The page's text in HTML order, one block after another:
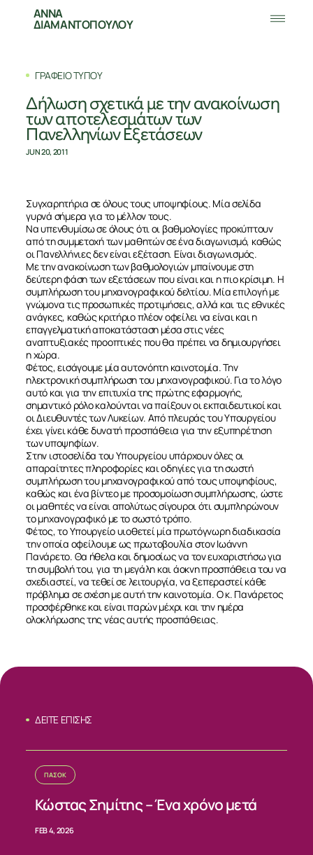
ΣΧΕΤΙΚΑ
ΝΕΑ
ΕΠΙΚΟΙΝΩΝΙΑ
ΑΝΝΑ
ΔΙΑΜΑΝΤΟΠΟΥΛΟΥ
ΓΡΑΦΕΙΟ ΤΥΠΟΥ
Δήλωση σχετικά με την ανακοίνωση
των αποτελεσμάτων των
Πανελληνίων Εξετάσεων
JUN 20, 2011
Συγχαρητήρια σε όλους τους υποψηφίους. Μία σελίδα
γυρνά σήμερα για το μέλλον τους.
Να υπενθυμίσω σε όλους ότι οι βαθμολογίες προκύπτουν
από τη συμμετοχή των μαθητών σε ένα διαγωνισμό, καθώς
οι Πανελλήνιες δεν είναι εξέταση. Είναι διαγωνισμός.
Με την ανακοίνωση των βαθμολογιών μπαίνουμε στη
δεύτερη φάση των εξετάσεων που είναι και η πιο κρίσιμη. Η
συμπλήρωση του μηχανογραφικού δελτίου. Μία επιλογή με
γνώμονα τις προσωπικές προτιμήσεις, αλλά και τις εθνικές
ανάγκες, καθώς κριτήριο πλέον οφείλει να είναι και η
επαγγελματική αποκατάσταση μέσα στις νέες
αναπτυξιακές προοπτικές που θα πρέπει να δημιουργήσει
η χώρα.
Φέτος, εισάγουμε μία αυτονόητη καινοτομία. Την
ηλεκτρονική συμπλήρωση του μηχανογραφικού. Για το λόγο
αυτό και για την επιτυχία της πρώτης εφαρμογής,
σημαντικό ρόλο καλούνται να παίξουν οι εκπαιδευτικοί και
οι Διευθυντές των Λυκείων. Από πλευράς του Υπουργείου
έχει γίνει κάθε δυνατή προσπάθεια για την εξυπηρέτηση
των υποψηφίων.
Στην ιστοσελίδα του Υπουργείου υπάρχουν όλες οι
απαραίτητες πληροφορίες και οδηγίες για τη σωστή
συμπλήρωση του μηχανογραφικού από τους υποψηφίους,
καθώς και ένα βίντεο με προσομοίωση συμπλήρωσης, ώστε
οι μαθητές να είναι απολύτως σίγουροι ότι συμπληρώνουν
το μηχανογραφικό με το σωστό τρόπο.
Φέτος, το Υπουργείο υιοθετεί μία πρωτόγνωρη διαδικασία
την οποία οφείλουμε ως πρωτοβουλία στον Ιωάννη
Πανάρετο. Θα ήθελα και δημοσίως να τον ευχαριστήσω για
τη συμβολή του, για τη μεγάλη και άοκνη προσπάθεια του να
σχεδιαστεί, να τεθεί σε λειτουργία, να ξεπεραστεί κάθε
πρόβλημα σε σχέση με αυτή την καινοτομία. Ο κ. Πανάρετος
προσφέρθηκε και είναι παρών μέχρι και την ημέρα
ολοκλήρωσης της νέας αυτής προσπάθειας.
ΔΕΙΤΕ ΕΠΙΣΗΣ
ΠΑΣΟΚ
Κώστας Σημίτης – Ένα χρόνο μετά
FEB 4, 2026